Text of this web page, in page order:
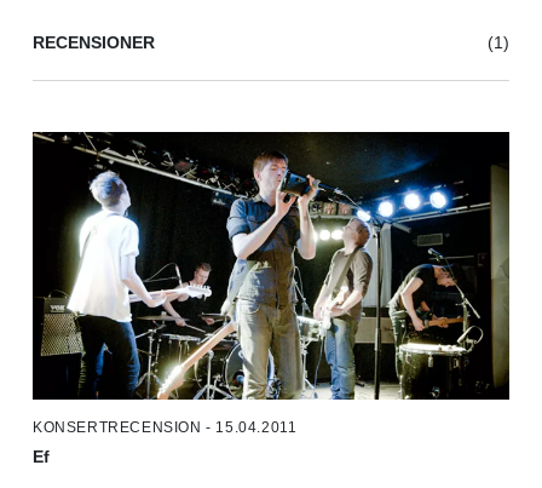
RECENSIONER (1)
KONSERTRECENSION - 15.04.2011
Ef